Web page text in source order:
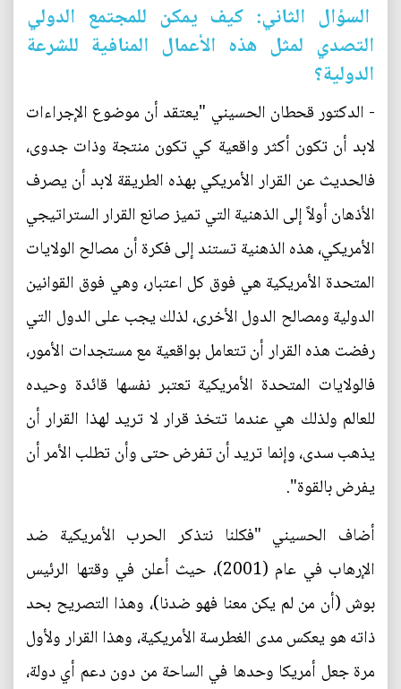
السؤال الثاني: كيف يمكن للمجتمع الدولي
التصدي لمثل هذه الأعمال المنافية للشرعة
الدولية؟
- الدكتور قحطان الحسيني "يعتقد أن موضوع الإجراءات
لابد أن تكون أكثر واقعية كي تكون منتجة وذات جدوى،
فالحديث عن القرار الأمريكي بهذه الطريقة لابد أن يصرف
الأذهان أولاً إلى الذهنية التي تميز صانع القرار الستراتيجي
الأمريكي، هذه الذهنية تستند إلى فكرة أن مصالح الولايات
المتحدة الأمريكية هي فوق كل اعتبار، وهي فوق القوانين
الدولية ومصالح الدول الأخرى، لذلك يجب على الدول التي
رفضت هذه القرار أن تتعامل بواقعية مع مستجدات الأمور،
فالولايات المتحدة الأمريكية تعتبر نفسها قائدة وحيده
للعالم ولذلك هي عندما تتخذ قرار لا تريد لهذا القرار أن
يذهب سدى، وإنما تريد أن تفرض حتى وأن تطلب الأمر أن
يفرض بالقوة".
أضاف الحسيني "فكلنا نتذكر الحرب الأمريكية ضد
الإرهاب في عام (2001)، حيث أعلن في وقتها الرئيس
بوش (أن من لم يكن معنا فهو ضدنا)، وهذا التصريح بحد
ذاته هو يعكس مدى الغطرسة الأمريكية، وهذا القرار ولأول
مرة جعل أمريكا وحدها في الساحة من دون دعم أي دولة،